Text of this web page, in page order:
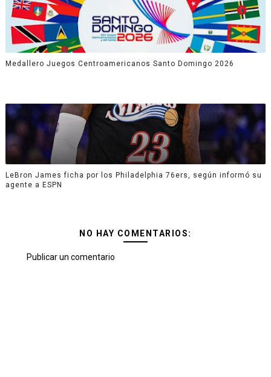
Medallero Juegos Centroamericanos Santo Domingo 2026
LeBron James ficha por los Philadelphia 76ers, según informó su
agente a ESPN
NO HAY COMENTARIOS:
Publicar un comentario